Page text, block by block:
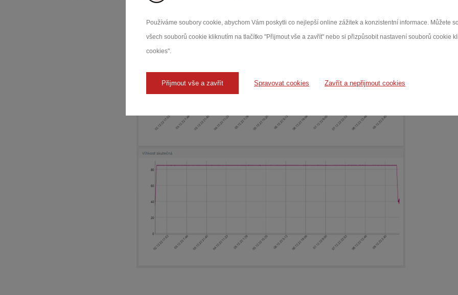
Používáme soubory cookie, abychom Vám poskytli co nejlepší online zážitek a konzistentní informace. Můžete
všech souborů cookie kliknutím na tlačítko "Přijmout vše a zavřít" nebo si přizpůsobit nastavení souborů cookie
cookies".
Přijmout vše a zavřít Spravovat cookies Zavřít a nepřijmout cookies